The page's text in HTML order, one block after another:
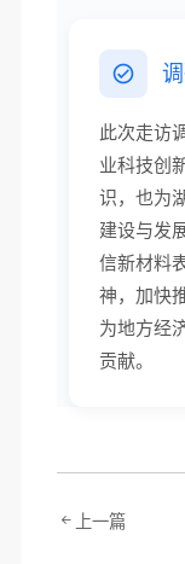
此次走访
业科技创
识，也为
建设与发
信新材料
神，加快
为地方经
贡献。
上一篇